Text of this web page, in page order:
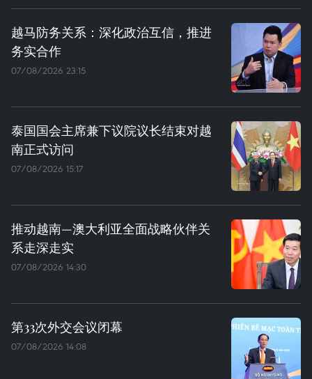
越马防务关系：深化政治互信，推进
务实合作
07/08/2026 23:15
泰国国会主席兼下议院议长结束对越
南正式访问
07/08/2026 15:17
推动越南—澳大利亚全面战略伙伴关
系走深走实
07/08/2026 14:30
第33次外交会议闭幕
07/08/2026 14:08